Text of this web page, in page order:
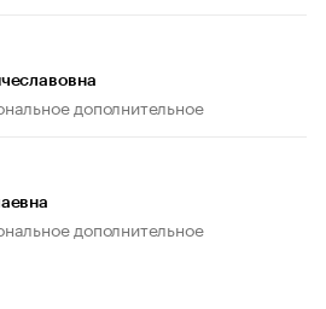
дополнительное
дополнительное